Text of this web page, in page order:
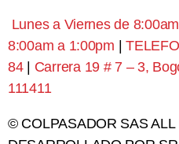
Lunes a Viernes de
8:00am a 1:00pm |
84| Carrera 19 # 7 – 3,
111411
© COLPASADOR SAS